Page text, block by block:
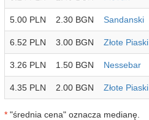
5.00 PLN 2.30 BGN Sandanski
6.52 PLN 3.00 BGN Złote Piaski
3.26 PLN 1.50 BGN Nessebar
4.35 PLN 2.00 BGN Złote Piaski
* "średnia cena" oznacza medianę.